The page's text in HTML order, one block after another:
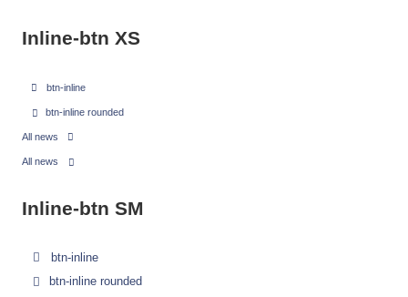
Inline-btn XS
btn-inline
btn-inline rounded
All news
All news
Inline-btn SM
btn-inline
btn-inline rounded